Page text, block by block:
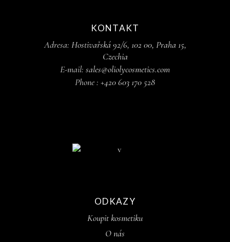
KONTAKT
Adresa: Hostivařská 92/6, 102 00, Praha 15,
Czechia
E-mail: sales@oliolycosmetics.com
Phone : +420 603 170 528
ODKAZY
Koupit kosmetiku
O nás